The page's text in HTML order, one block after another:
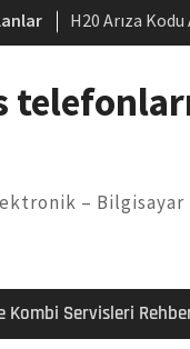
H20 Arıza
makinesi
Arçelik
Ferroli klima E3
– Bilgisayar
Kombi Servisleri